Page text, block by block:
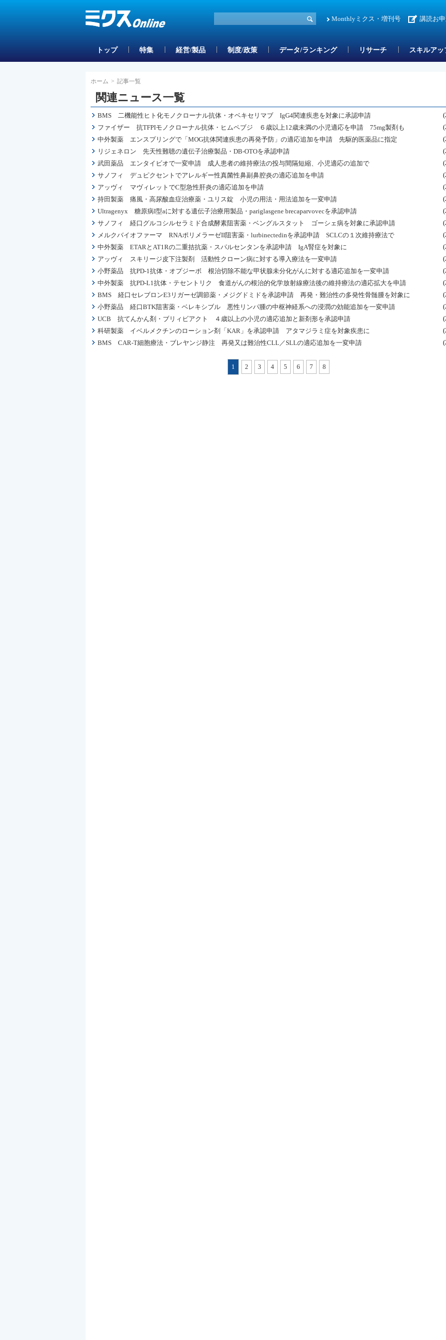
Monthlyミクス・増刊号 講読お
トップ 特集 経営/製品 制度/政策 データ/ランキング リサーチ スキルア
ホーム > 記事一覧
関連ニュース一覧
BMS 二機能性ヒト化モノクローナル抗体・オベキセリマブ IgG4関連疾患を対象に承認申請
ファイザー 抗TFPIモノクローナル抗体・ヒムペブジ ６歳以上12歳未満の小児適応を申請 75mg製剤も
中外製薬 エンスプリングで「MOG抗体関連疾患の再発予防」の適応追加を申請 先駆的医薬品に指定
リジェネロン 先天性難聴の遺伝子治療製品・DB-OTOを承認申請
武田薬品 エンタイビオで一変申請 成人患者の維持療法の投与間隔短縮、小児適応の追加で
サノフィ デュピクセントでアレルギー性真菌性鼻副鼻腔炎の適応追加を申請
アッヴィ マヴィレットでC型急性肝炎の適応追加を申請
持田製薬 痛風・高尿酸血症治療薬・ユリス錠 小児の用法・用法追加を一変申請
Ultragenyx 糖原病I型aに対する遺伝子治療用製品・pariglasgene brecaparvovecを承認申請
サノフィ 経口グルコシルセラミド合成酵素阻害薬・ベングルスタット ゴーシェ病を対象に承認申請
メルクバイオファーマ RNAポリメラーゼII阻害薬・lurbinectedinを承認申請 SCLCの１次維持療法で
中外製薬 ETARとAT1Rの二重拮抗薬・スパルセンタンを承認申請 IgA腎症を対象に
アッヴィ スキリージ皮下注製剤 活動性クローン病に対する導入療法を一変申請
小野薬品 抗PD-1抗体・オプジーボ 根治切除不能な甲状腺未分化がんに対する適応追加を一変申請
中外製薬 抗PD-L1抗体・テセントリク 食道がんの根治的化学放射線療法後の維持療法の適応拡大を申請
BMS 経口セレブロンE3リガーゼ調節薬・メジグドミドを承認申請 再発・難治性の多発性骨髄腫を対象に
小野薬品 経口BTK阻害薬・ベレキシブル 悪性リンパ腫の中枢神経系への浸潤の効能追加を一変申請
UCB 抗てんかん剤・ブリィビアクト ４歳以上の小児の適応追加と新剤形を承認申請
科研製薬 イベルメクチンのローション剤「KAR」を承認申請 アタマジラミ症を対象疾患に
BMS CAR-T細胞療法・ブレヤンジ静注 再発又は難治性CLL／SLLの適応追加を一変申請
1 2 3 4 5 6 7 8